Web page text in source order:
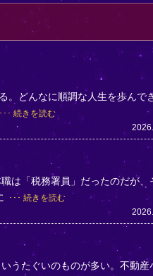
。どんなに順調な人生を歩んで
続きを読む
は「税務署員」だったのだが、
続きを読む
うたぐいのものが多い。不動産